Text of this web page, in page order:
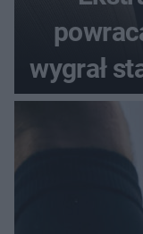
wygrał